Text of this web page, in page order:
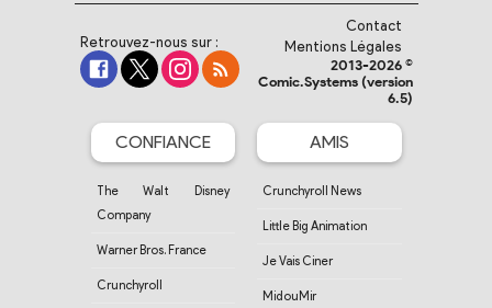
Retrouvez-nous sur :
Contact
Mentions Légales
2013-2026 ©
Comic.Systems (version
6.5)
CONFIANCE
The Walt Disney
Company
Warner Bros. France
Crunchyroll
AMIS
Crunchyroll News
Little Big Animation
Je Vais Ciner
MidouMir